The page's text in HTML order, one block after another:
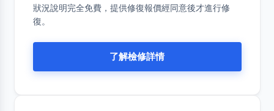
狀況說明完全免費，提供修復報價經同意後才進行修
復。
了解檢修詳情